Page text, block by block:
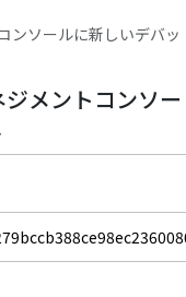
ンソールに新しいデバッ
メントコンソー